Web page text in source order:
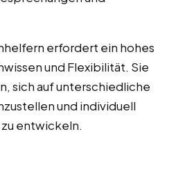
erfordert ein hohes
und Flexibilität. Sie
sich auf unterschiedliche
und individuell
entwickeln.